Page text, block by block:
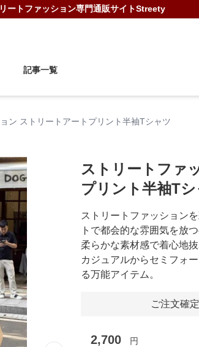
ートファッション専門通販サイトStreety
記事一覧
ン ストリートアートプリント半袖Tシャツ
ストリートファ
プリント半袖Tシ
ストリートファッション
トで都会的な雰囲気を放
柔らかな素材感で着心地
カジュアルからセミフォ
る万能アイテム。
ご注文確
2,700 円